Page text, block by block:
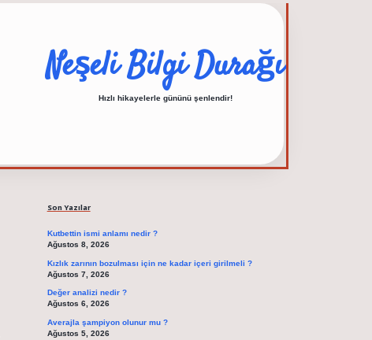
Neşeli Bilgi Durağı
Hızlı hikayelerle gününü şenlendir!
Son Yazılar
Kutbettin ismi anlamı nedir ?
Ağustos 8, 2026
Kızlık zarının bozulması için ne kadar içeri girilmeli ?
Ağustos 7, 2026
Değer analizi nedir ?
Ağustos 6, 2026
Averajla şampiyon olunur mu ?
Ağustos 5, 2026
elexbet güncel adresi